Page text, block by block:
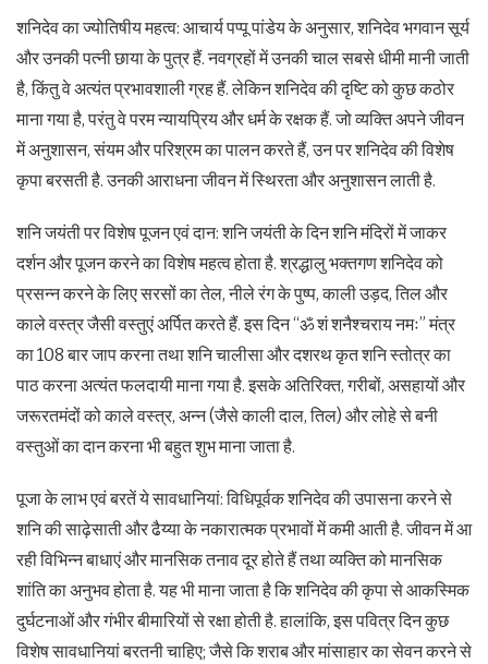
शनिदेव का ज्योतिषीय महत्व: आचार्य पप्पू पांडेय के अनुसार, शनिदेव भगवान सूर्य
और उनकी पत्नी छाया के पुत्र हैं. नवग्रहों में उनकी चाल सबसे धीमी मानी जाती
है, किंतु वे अत्यंत प्रभावशाली ग्रह हैं. लेकिन शनिदेव की दृष्टि को कुछ कठोर
माना गया है, परंतु वे परम न्यायप्रिय और धर्म के रक्षक हैं. जो व्यक्ति अपने जीवन
में अनुशासन, संयम और परिश्रम का पालन करते हैं, उन पर शनिदेव की विशेष
कृपा बरसती है. उनकी आराधना जीवन में स्थिरता और अनुशासन लाती है.
शनि जयंती पर विशेष पूजन एवं दान: शनि जयंती के दिन शनि मंदिरों में जाकर
दर्शन और पूजन करने का विशेष महत्व होता है. श्रद्धालु भक्तगण शनिदेव को
प्रसन्न करने के लिए सरसों का तेल, नीले रंग के पुष्प, काली उड़द, तिल और
काले वस्त्र जैसी वस्तुएं अर्पित करते हैं. इस दिन “ॐ शं शनैश्चराय नमः” मंत्र
का 108 बार जाप करना तथा शनि चालीसा और दशरथ कृत शनि स्तोत्र का
पाठ करना अत्यंत फलदायी माना गया है. इसके अतिरिक्त, गरीबों, असहायों और
जरूरतमंदों को काले वस्त्र, अन्न (जैसे काली दाल, तिल) और लोहे से बनी
वस्तुओं का दान करना भी बहुत शुभ माना जाता है.
पूजा के लाभ एवं बरतें ये सावधानियां: विधिपूर्वक शनिदेव की उपासना करने से
शनि की साढ़ेसाती और ढैय्या के नकारात्मक प्रभावों में कमी आती है. जीवन में आ
रही विभिन्न बाधाएं और मानसिक तनाव दूर होते हैं तथा व्यक्ति को मानसिक
शांति का अनुभव होता है. यह भी माना जाता है कि शनिदेव की कृपा से आकस्मिक
दुर्घटनाओं और गंभीर बीमारियों से रक्षा होती है. हालांकि, इस पवित्र दिन कुछ
विशेष सावधानियां बरतनी चाहिए; जैसे कि शराब और मांसाहार का सेवन करने से